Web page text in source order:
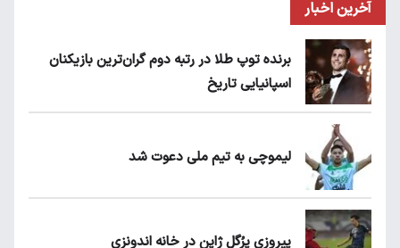
آخرین اخبار
برنده توپ طلا در رتبه دوم گران‌ترین بازیکنان
اسپانیایی تاریخ
لیموچی به تیم ملی دعوت شد
پیروزی پرُگل ژاپن در خانه اندونزی